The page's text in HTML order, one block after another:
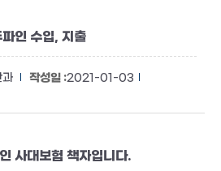
인 수입, 지출
과
2021-01-03
사대보험 책자입니다.